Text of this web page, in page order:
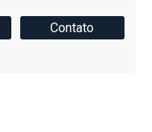
Contato